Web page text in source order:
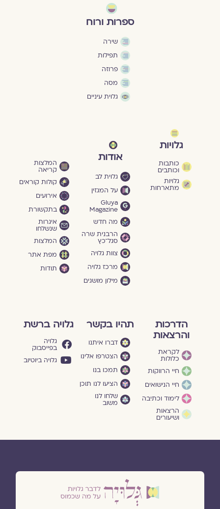
ספרות ורוח
שירה
תפילות
פרוזה
מסה
גלוית עיניים
גלויות
כותבות
וכותבים
גלויות
מתארחות
אודות
גלוית לב
על המגזין
Gluya
Magazine
מה חדש
הרבנית שרה
סגל־כץ
צוות גלויה
מרכז גלויה
מילון מושגים
המלצות
קריאה
קולות קוראים
אירועים
בתקשורת
איגרות
שנשלחו
המלצות
מפת אתר
תודות
הדרכות
והרצאות
לקראת
כלולות
חיי הרווקות
חיי הנישואים
לימוד וכתיבה
הרצאות
ושיעורים
תהיו בקשר
דברו איתנו
הצטרפו אלינו
תמכו בנו
הציעו לנו תוכן
שלחו לנו
משוב
גלויה ברשת
גלויה
בפייסבוק
גלויה ביוטיוב